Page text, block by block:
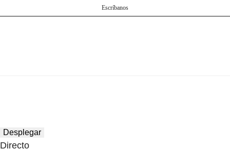
Escríbanos
Desplegar
Directo